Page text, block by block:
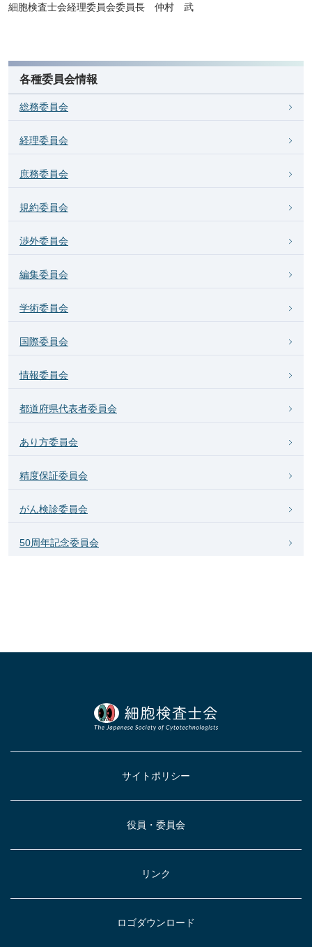
細胞検査士会経理委員会委員長 仲村 武
各種委員会情報
総務委員会
経理委員会
庶務委員会
規約委員会
渉外委員会
編集委員会
学術委員会
国際委員会
情報委員会
都道府県代表者委員会
あり方委員会
精度保証委員会
がん検診委員会
50周年記念委員会
サイトポリシー
役員・委員会
リンク
ロゴダウンロード